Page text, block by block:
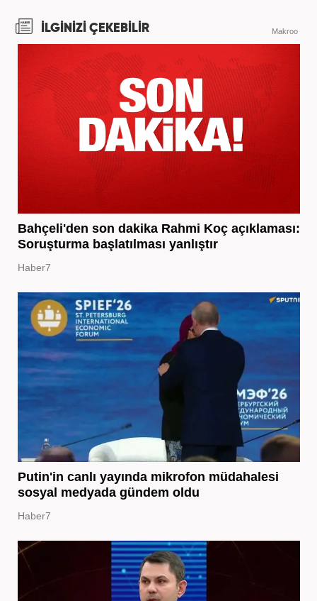
İLGİNİZİ ÇEKEBİLİR Makroo
Bahçeli'den son dakika Rahmi Koç açıklaması:
Soruşturma başlatılması yanlıştır
Haber7
Putin'in canlı yayında mikrofon müdahalesi
sosyal medyada gündem oldu
Haber7